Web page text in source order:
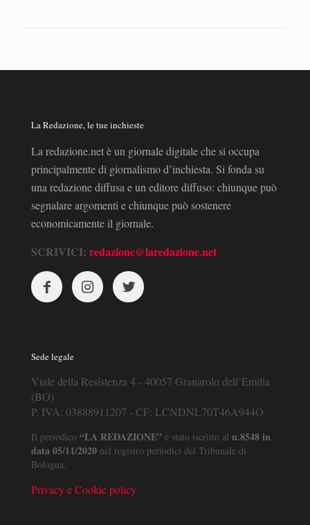
La Redazione, le tue inchieste
La redazione.net è un giornale digitale che si occupa
principalmente di giornalismo d’inchiesta. Si fonda su
una redazione diffusa e un editore diffuso: chiunque può
segnalare argomenti e chiunque può sostenere
economicamente il giornale.
SCRIVICI: redazione@laredazione.net
Sede legale
Viale della Resistenza 4 - 40057 Granarolo dell’Emilia
(BO)
P. IVA: 03888911207 - CF: LCNDNL70T46A944O
Il periodico “LA REDAZIONE” è stato iscritto al n.8548 in
data 05/11/2020 nel registro periodici del Tribunale di
Bologna.
Privacy e Cookie policy